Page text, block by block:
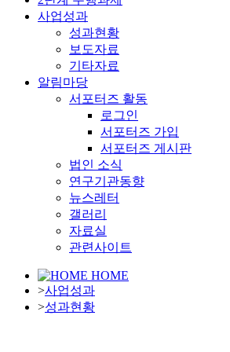
사업성과
성과현황
보도자료
기타자료
알림마당
서포터즈 활동
로그인
서포터즈 가입
서포터즈 게시판
법인 소식
연구기관동향
뉴스레터
갤러리
자료실
관련사이트
HOME
>사업성과
>성과현황